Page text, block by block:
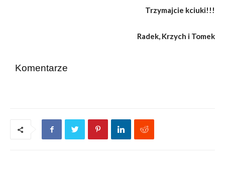
Trzymajcie kciuki!!!
Radek, Krzych i Tomek
Komentarze